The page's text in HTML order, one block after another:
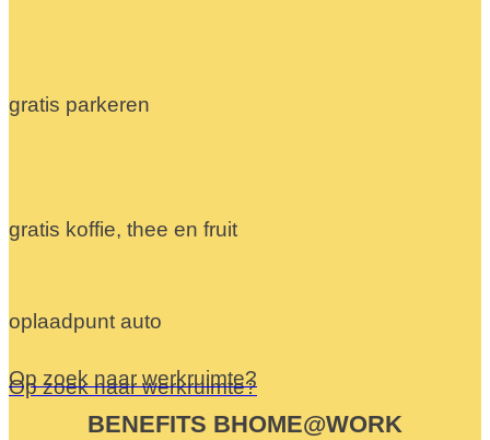
gratis parkeren
gratis koffie, thee en fruit
oplaadpunt auto
Op zoek naar werkruimte?
Op zoek naar werkruimte?
BENEFITS BHOME@WORK